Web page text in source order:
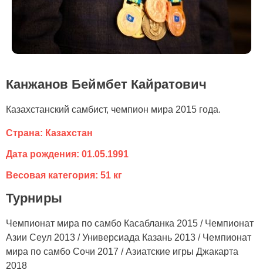
Канжанов Беймбет Кайратович
Казахстанский самбист, чемпион мира 2015 года.
Страна: Казахстан
Дата рождения: 01.05.1991
Весовая категория: 51 кг
Турниры
Чемпионат мира по самбо Касабланка 2015 / Чемпионат
Азии Сеул 2013 / Универсиада Казань 2013 / Чемпионат
мира по самбо Сочи 2017 / Азиатские игры Джакарта
2018